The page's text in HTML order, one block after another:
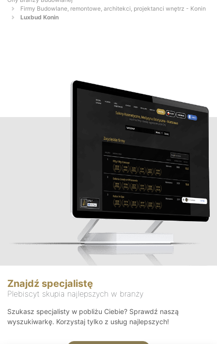
Firmy Budowlane, remontowe, architekci, projektanci wnętrz - Konin
Luxbud Konin
Znajdź specjalistę
Plebiscyt skupia najlepszych w branży
Szukasz specjalisty w pobliżu Ciebie? Sprawdź naszą
wyszukiwarkę. Korzystaj tylko z usług najlepszych!